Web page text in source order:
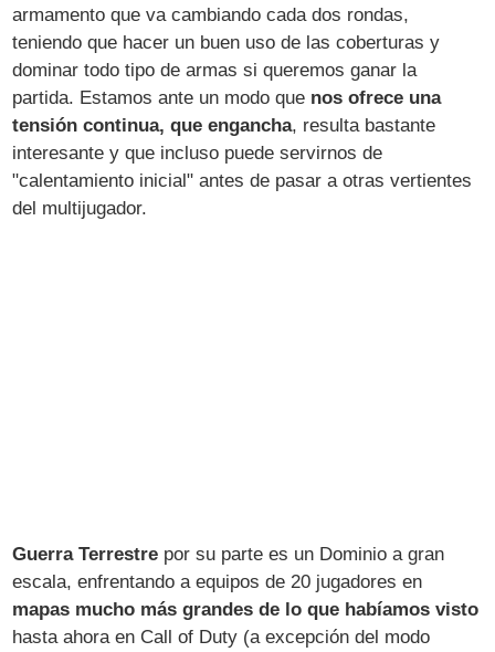
armamento que va cambiando cada dos rondas,
teniendo que hacer un buen uso de las coberturas y
dominar todo tipo de armas si queremos ganar la
partida. Estamos ante un modo que nos ofrece una
tensión continua, que engancha, resulta bastante
interesante y que incluso puede servirnos de
"calentamiento inicial" antes de pasar a otras vertientes
del multijugador.
Guerra Terrestre por su parte es un Dominio a gran
escala, enfrentando a equipos de 20 jugadores en
mapas mucho más grandes de lo que habíamos visto
hasta ahora en Call of Duty (a excepción del modo